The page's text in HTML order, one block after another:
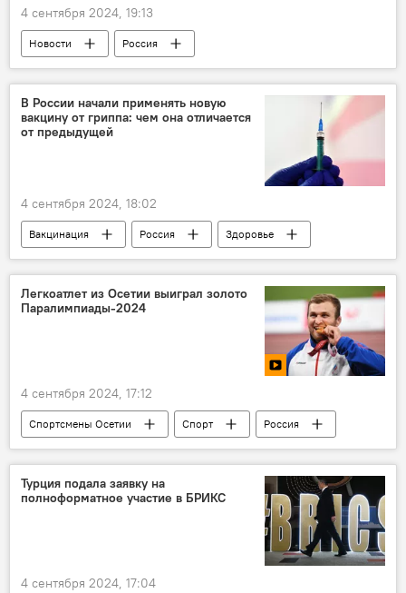
4 сентября 2024, 19:13
Новости Россия
В России начали применять новую
вакцину от гриппа: чем она отличается
от предыдущей
4 сентября 2024, 18:02
Вакцинация Россия
Здоровье
Мнение
Легкоатлет из Осетии выиграл золото
Паралимпиады-2024
4 сентября 2024, 17:12
Спортсмены Осетии Спорт
Россия
Северная Осетия
Новости
Турция подала заявку на
полноформатное участие в БРИКС
4 сентября 2024, 17:04